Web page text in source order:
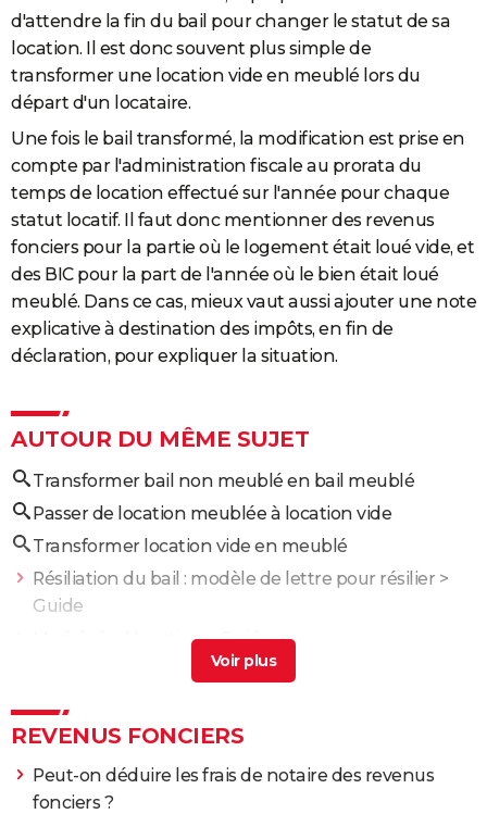
d'attendre la fin du bail pour changer le statut de sa
location. Il est donc souvent plus simple de
transformer une location vide en meublé lors du
départ d'un locataire.
Une fois le bail transformé, la modification est prise en
compte par l'administration fiscale au prorata du
temps de location effectué sur l'année pour chaque
statut locatif. Il faut donc mentionner des revenus
fonciers pour la partie où le logement était loué vide, et
des BIC pour la part de l'année où le bien était loué
meublé. Dans ce cas, mieux vaut aussi ajouter une note
explicative à destination des impôts, en fin de
déclaration, pour expliquer la situation.
AUTOUR DU MÊME SUJET
Transformer bail non meublé en bail meublé
Passer de location meublée à location vide
Transformer location vide en meublé
Résiliation du bail : modèle de lettre pour résilier >
Guide
Modele bail location> Guide
> Guide
Bail mobilité : qu'est-ce qui change d'un bail
classique ? Tout savoir
> Guide
REVENUS FONCIERS
Peut-on déduire les frais de notaire des revenus
fonciers ?